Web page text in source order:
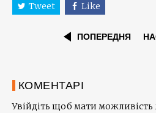
Tweet Like
ПОПЕРЕДНЯ
КОМЕНТАРІ
Увійдіть щоб мати